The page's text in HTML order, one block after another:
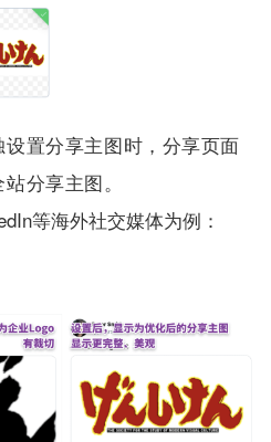
置分享主图时，分享页面
分享主图。
等海外社交媒体为例：